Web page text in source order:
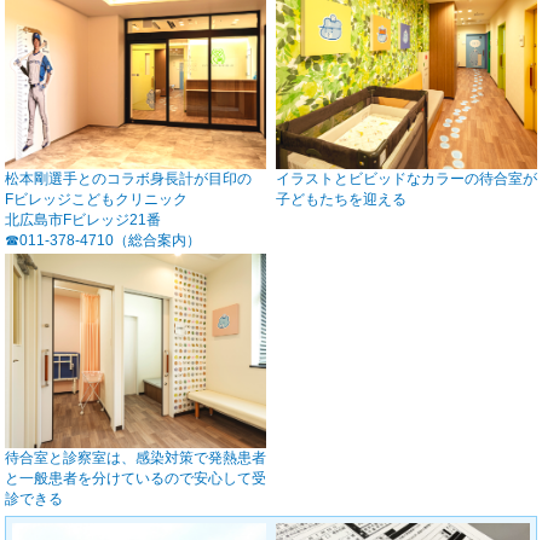
松本剛選手とのコラボ身長計が目印の
Fビレッジこどもクリニック
北広島市Fビレッジ21番
☎︎011-378-4710（総合案内）
イラストとビビッドなカラーの待合室が
子どもたちを迎える
待合室と診察室は、感染対策で発熱患者
と一般患者を分けているので安心して受
診できる